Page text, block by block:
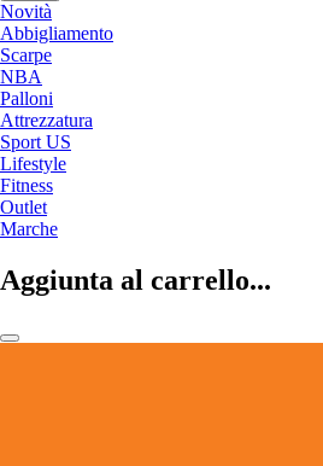
Novità
Abbigliamento
Scarpe
NBA
Palloni
Attrezzatura
Sport US
Lifestyle
Fitness
Outlet
Marche
Aggiunta al carrello...